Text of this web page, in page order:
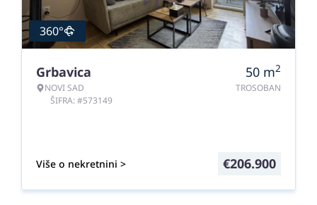
360°
Grbavica
NOVI SAD
ŠIFRA: #573149
50 m2
TROSOBAN
Više o nekretnini > €206.900